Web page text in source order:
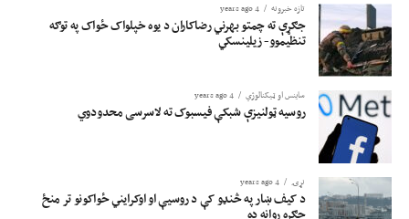
تازه خبرونه 4 years ago
جګړې ته چمتو بهرني رضاکاران د یوه خپلواک ځواک په توګه
تنظیموو- زیلینسکي
ساینس او ​​ټیکنالوژي 4 years ago
روسیه ټولنیزې شبکې فیسبوک ته لاسرسی محدودوي
نړۍ 4 years ago
د کیف ښار په څنډو کې د روسیې او اوکرایني ځواکونو تر منځ
جګړه روانه ده